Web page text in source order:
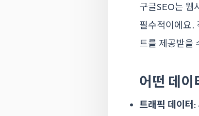
구글SEO는 웹
필수적이에요.
트를 제공받을
어떤 데이
트래픽 데이터 :